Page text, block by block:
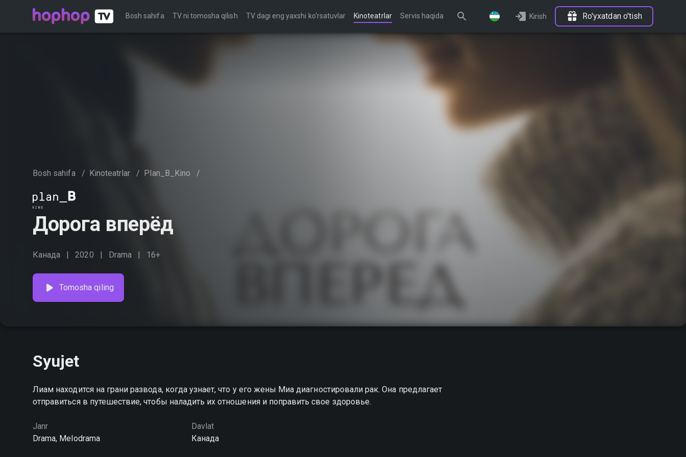
Bosh sahifa TV ni tomosha qilish TV dagi eng yaxshi ko‘rsatuvlar Kinoteatrlar Servis haqida Kirish Ro'yxatdan o'tish
Bosh sahifa / Kinoteatrlar / Plan_B_Kino /
Дорога вперёд
Канада 2020 Drama 16+
Tomosha qiling
Syujet
Лиам находится на грани развода, когда узнает, что у его жены Миа диагностировали рак. Она предлагает
отправиться в путешествие, чтобы наладить их отношения и поправить свое здоровье.
Janr
Drama, Melodrama
Davlat
Канада